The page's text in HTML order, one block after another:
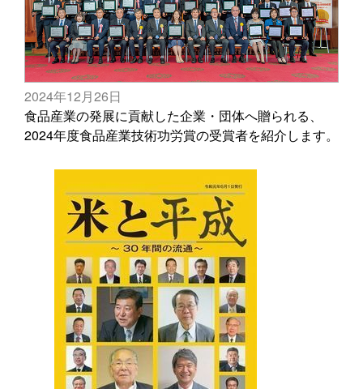
2024年12月26日
食品産業の発展に貢献した企業・団体へ贈られる、
2024年度食品産業技術功労賞の受賞者を紹介します。